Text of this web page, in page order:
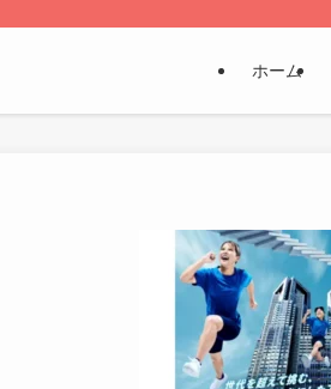
ホーム